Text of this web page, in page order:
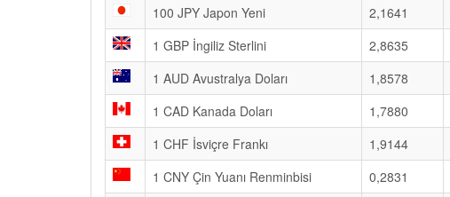
100 JPY Japon Yeni
2,1641
1 GBP İngiliz Sterlini
2,8635
1 AUD Avustralya Doları
1,8578
1 CAD Kanada Doları
1,7880
1 CHF İsviçre Frankı
1,9144
1 CNY Çin Yuanı Renminbisi
0,2831